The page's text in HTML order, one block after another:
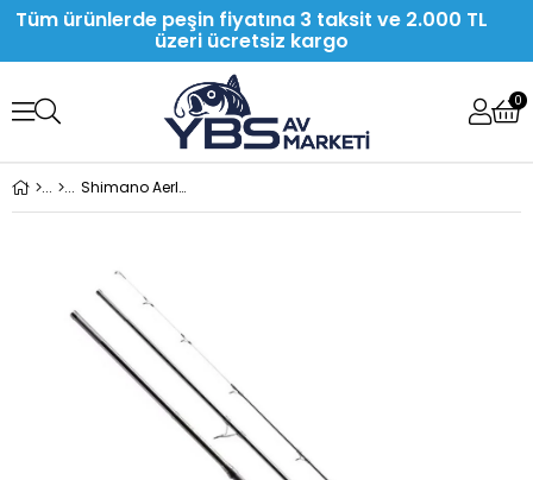
Tüm ürünlerde peşin fiyatına 3 taksit ve 2.000 TL
üzeri ücretsiz kargo
0
Shimano Aerlex H Surf Hybrid 4.25m 225g 3 Parça